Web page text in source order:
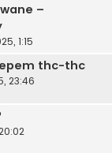
–
1:15
thc-thc
23:46